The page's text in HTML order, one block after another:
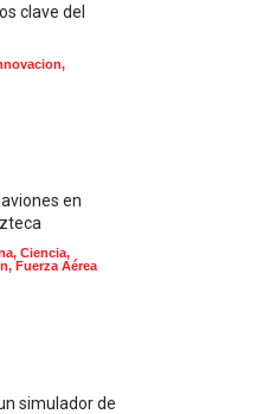
clave del
,
en
, Ciencia,
, Fuerza Aérea
simulador de